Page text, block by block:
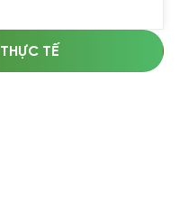
doanh nghiệp
TẾ